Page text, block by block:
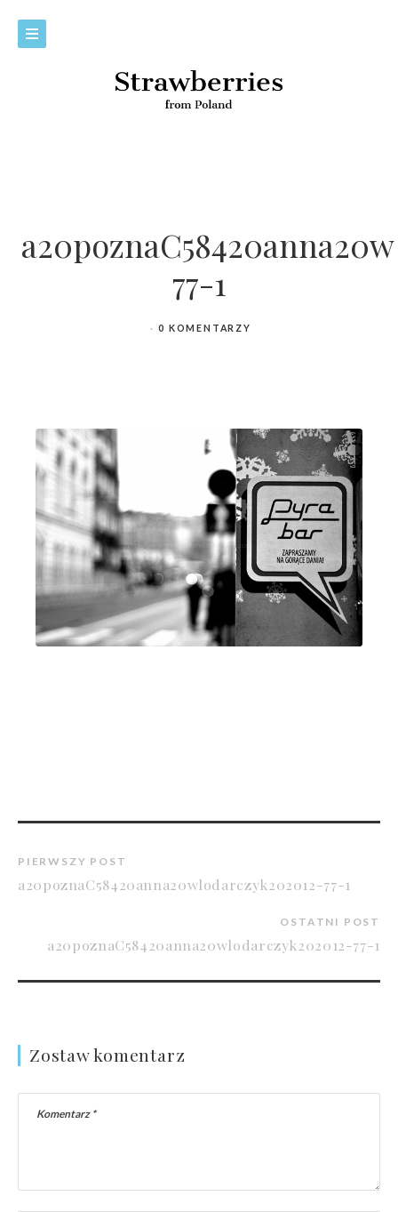
77-1
0 KOMENTARZY
PIERWSZY POST
a20poznaC58420anna20wlodarczyk202012-77-1
OSTATNI POST
a20poznaC58420anna20wlodarczyk202012-77-1
Zostaw komentarz